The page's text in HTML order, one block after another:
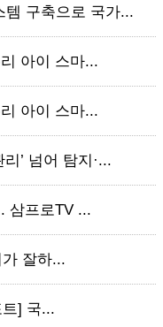
템 구축으로 국가...
아이 스마...
아이 스마...
’ 넘어 탐지·...
삼프로TV ...
잘하...
트] 국...